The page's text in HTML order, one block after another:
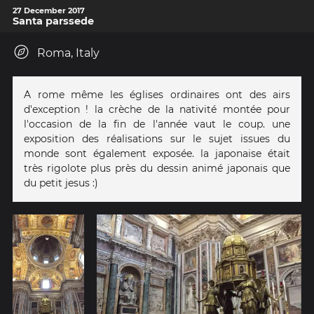
27 December 2017
Santa parssede
Roma, Italy
A rome même les églises ordinaires ont des airs
d'exception ! la crèche de la nativité montée pour
l'occasion de la fin de l'année vaut le coup. une
exposition des réalisations sur le sujet issues du
monde sont également exposée. la japonaise était
très rigolote plus près du dessin animé japonais que
du petit jesus :)